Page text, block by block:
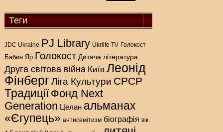
Теги
JDC Ukraine PJ Library Ukrlife TV Голокост
Бабин Яр Голокост Дитяча література
Друга світова війна Київ Леонід
Фінберг Ліга Культури СРСР
ТрадиціїФонд Next
Generation Целан альманах
«Єгупець» антисемітизм біографія вік